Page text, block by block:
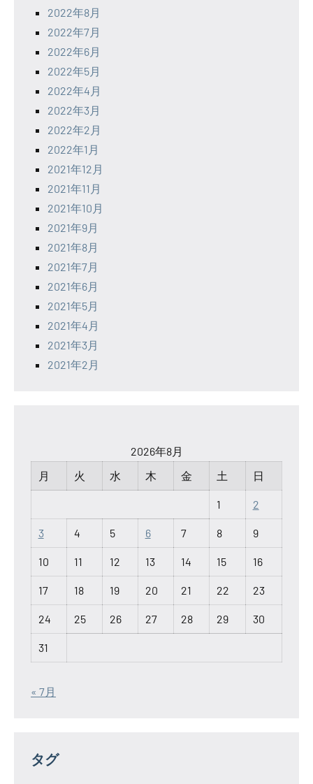
2022年8月
2022年7月
2022年6月
2022年5月
2022年4月
2022年3月
2022年2月
2022年1月
2021年12月
2021年11月
2021年10月
2021年9月
2021年8月
2021年7月
2021年6月
2021年5月
2021年4月
2021年3月
2021年2月
2026年8月
月
火 水 木 金 土 日
1 2
3 4 5 6 7 8 9
10 11 12 13 14 15 16
17 18 19 20 21 22 23
24 25 26 27 28 29 30
31
« 7月
タグ